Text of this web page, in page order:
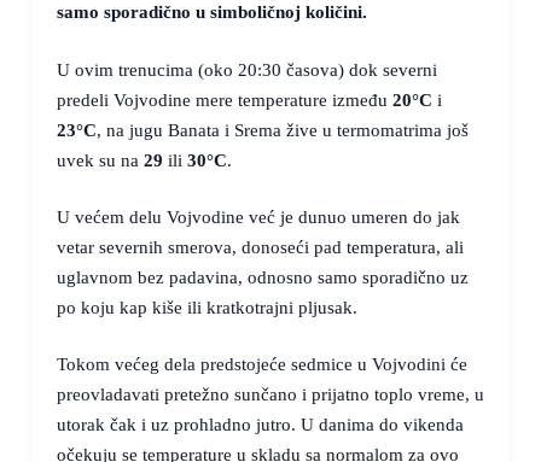
samo sporadično u simboličnoj količini.
U ovim trenucima (oko 20:30 časova) dok severni
predeli Vojvodine mere temperature između 20°C i
23°C, na jugu Banata i Srema žive u termomatrima još
uvek su na 29 ili 30°C.
U većem delu Vojvodine već je dunuo umeren do jak
vetar severnih smerova, donoseći pad temperatura, ali
uglavnom bez padavina, odnosno samo sporadično uz
po koju kap kiše ili kratkotrajni pljusak.
Tokom većeg dela predstojeće sedmice u Vojvodini će
preovladavati pretežno sunčano i prijatno toplo vreme, u
utorak čak i uz prohladno jutro. U danima do vikenda
očekuju se temperature u skladu sa normalom za ovo